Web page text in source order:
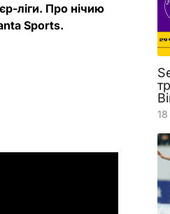
ліги. Про нічию
Sports.